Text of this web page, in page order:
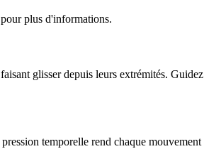
plus d'informations.
glisser depuis leurs extrémités.
temporelle rend chaque mouvement